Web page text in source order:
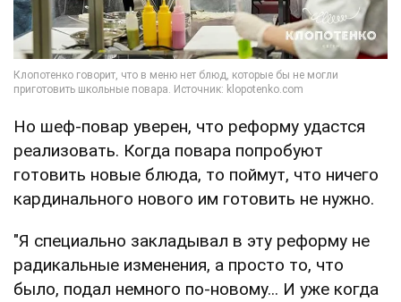
Но шеф-повар уверен, что реформу удастся
реализовать. Когда повара попробуют
готовить новые блюда, то поймут, что ничего
кардинального нового им готовить не нужно.
"Я специально закладывал в эту реформу не
радикальные изменения, а просто то, что
было, подал немного по-новому... И уже когда